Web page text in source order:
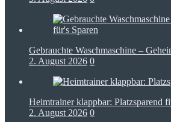
Gebrauchte Waschmaschine –
2. August 2026 0
Heimtrainer klappbar: Platzsparend
2. August 2026 0